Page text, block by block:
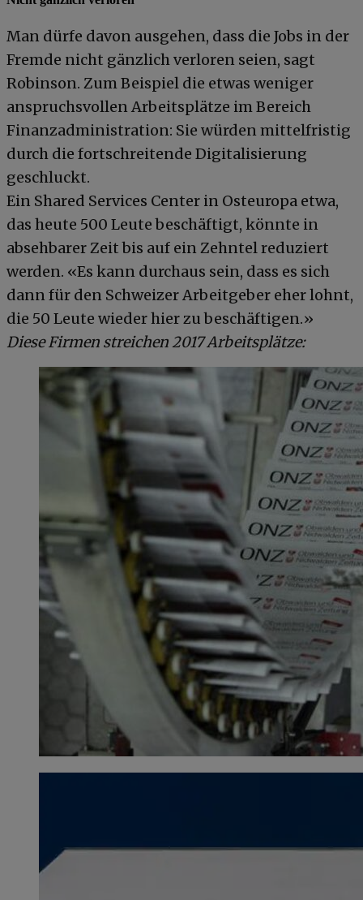
Man dürfe davon ausgehen, dass die Jobs in der
Fremde nicht gänzlich verloren seien, sagt
Robinson. Zum Beispiel die etwas weniger
anspruchsvollen Arbeitsplätze im Bereich
Finanzadministration: Sie würden mittelfristig
durch die fortschreitende Digitalisierung
geschluckt.
Ein Shared Services Center in Osteuropa etwa,
das heute 500 Leute beschäftigt, könnte in
absehbarer Zeit bis auf ein Zehntel reduziert
werden. «Es kann durchaus sein, dass es sich
dann für den Schweizer Arbeitgeber eher lohnt,
die 50 Leute wieder hier zu beschäftigen.»
Diese Firmen streichen 2017 Arbeitsplätze: